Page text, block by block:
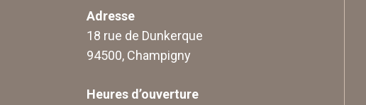
Adresse
18 rue de Dunkerque
94500, Champigny
Heures d’ouverture